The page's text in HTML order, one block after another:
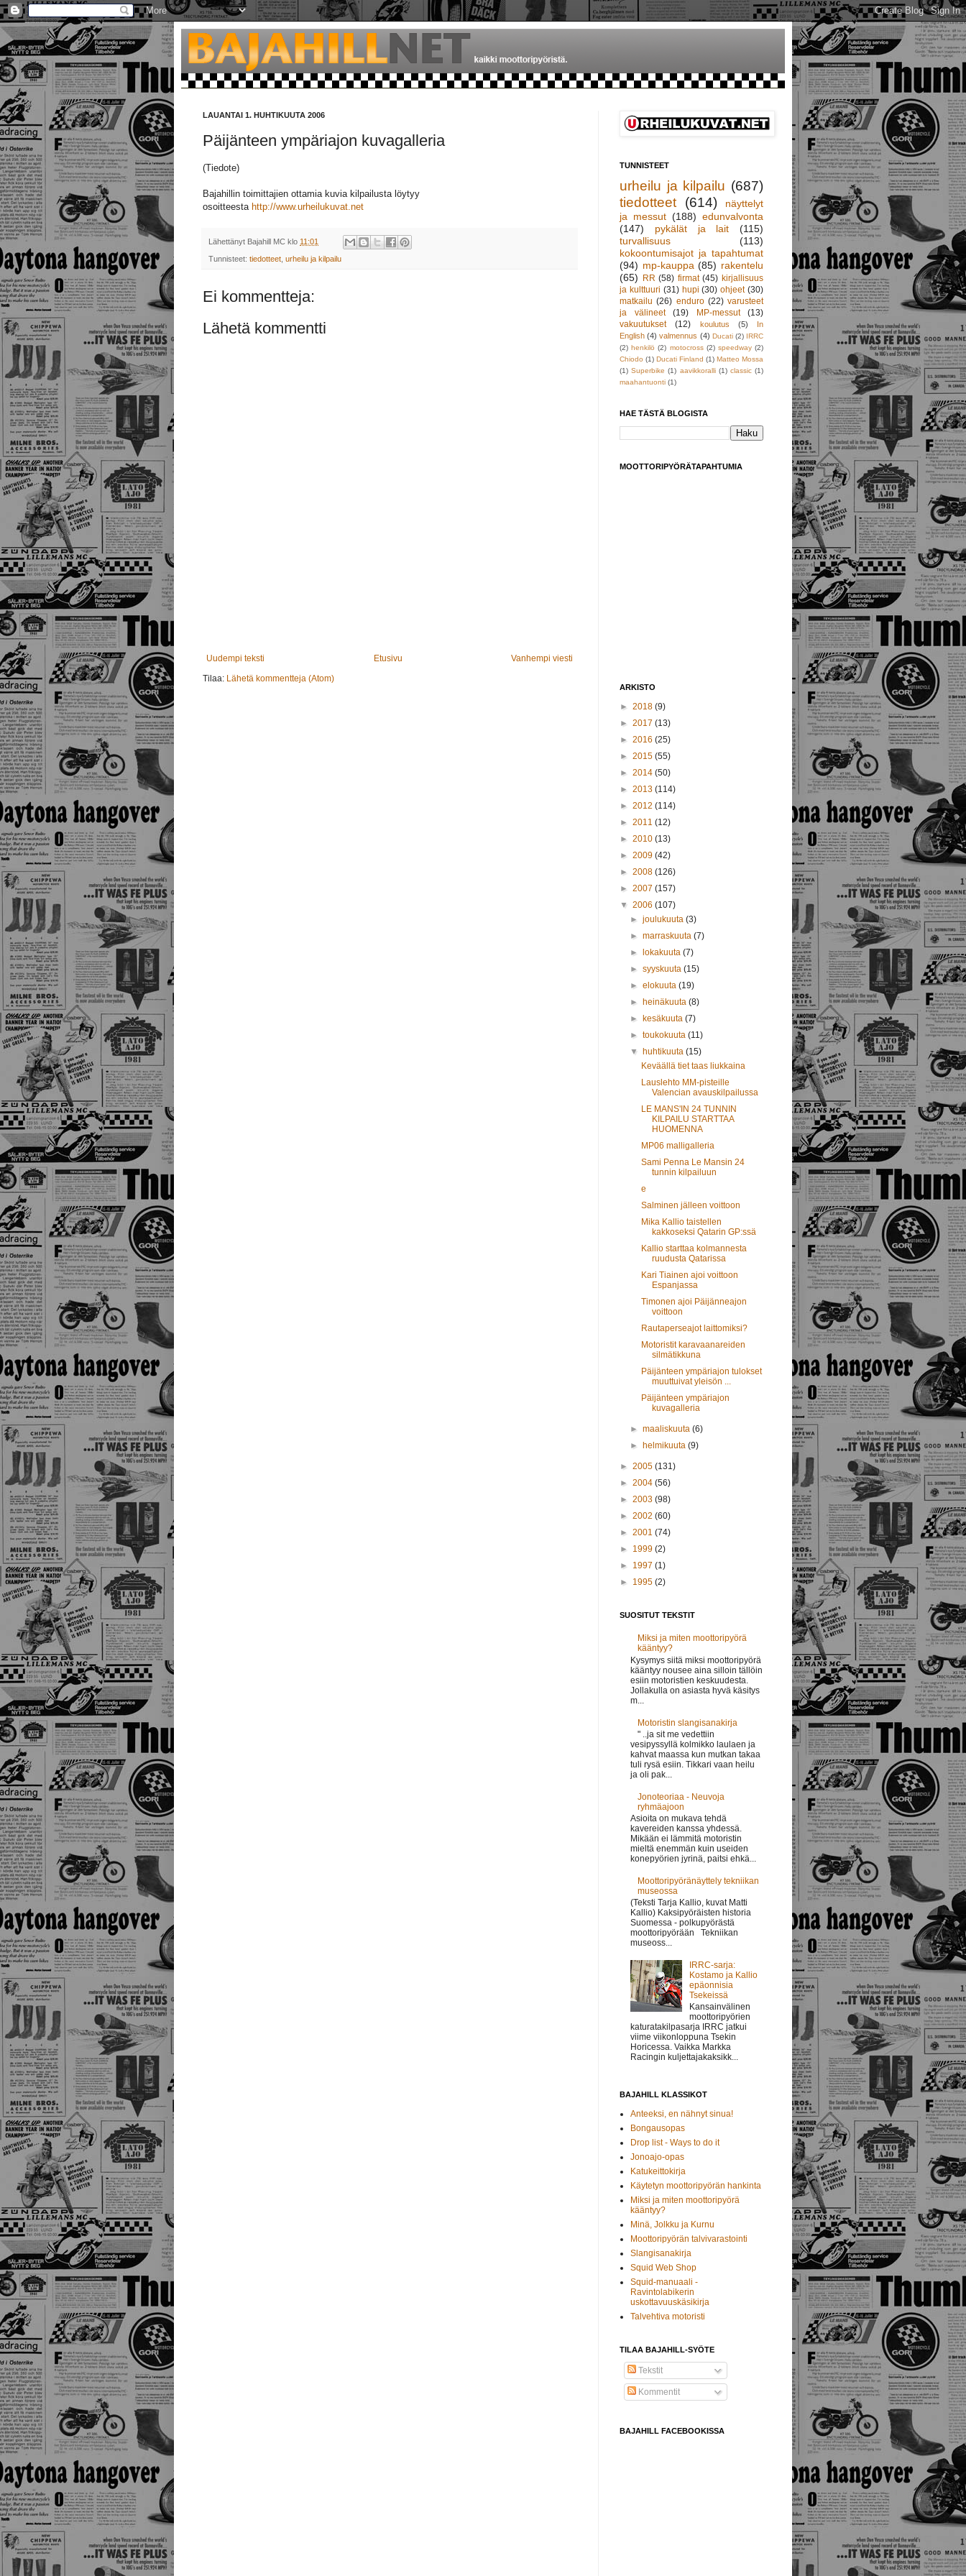
LAUANTAI 1. HUHTIKUUTA 2006
Päijänteen ympäriajon kuvagalleria
(Tiedote)
Bajahillin toimittajien ottamia kuvia kilpailusta löytyy
osoitteesta http://www.urheilukuvat.net
Lähettänyt Bajahill MC klo 11:01
Tunnisteet: tiedotteet urheilu ja kilpailu
Ei kommentteja:
Lähetä kommentti
Uudempi teksti Vanhempi viesti
Etusivu
Tilaa: Lähetä kommentteja (Atom)
TUNNISTEET
urheilu ja kilpailu (687)
tiedotteet
(614)
näyttelyt
ja messut (188) edunvalvonta
(147)
pykälät ja lait
(115)
turvallisuus
(113)
kokoontumisajot ja tapahtumat
(94) mp-kauppa (85) rakentelu
(65)
RR (58) firmat (45) kirjallisuus
ja kulttuuri (31) hupi (30) ohjeet (30)
matkailu (26) enduro (22) varusteet
ja välineet
(19) MP-messut
(13)
vakuutukset
(12) koulutus (5)
In
English (4) valmennus (4) Ducati (2) IRRC
(2) henkilö (2) motocross (2) speedway (2)
Chiodo (1) Ducati Finland (1) Matteo Mossa
(1) Superbike (1) aavikkoralli (1) classic (1)
maahantuonti (1)
HAE TÄSTÄ BLOGISTA
MOOTTORIPYÖRÄTAPAHTUMIA
ARKISTO
► 2018 (9)
► 2017 (13)
► 2016 (25)
► 2015 (55)
► 2014 (50)
► 2013 (114)
► 2012 (114)
► 2011 (12)
► 2010 (13)
► 2009 (42)
► 2008 (126)
► 2007 (157)
▼ 2006 (107)
►joulukuuta(3)
►marraskuuta(7)
►
lokakuuta(7)
►syyskuuta(15)
►elokuuta(19)
► heinäkuuta(8)
► kesäkuuta(7)
►toukokuuta(11)
▼ huhtikuuta(15)
Keväällä tiet taas liukkaina
Lauslehto MM-pisteille
Valencian avauskilpailussa
LE MANS'IN 24 TUNNIN
KILPAILU STARTTAA
HUOMENNA
MP06 malligalleria
Sami Penna Le Mansin 24
tunnin kilpailuun
e
Salminen jälleen voittoon
Mika Kallio taistellen
kakkoseksi Qatarin GP:ssä
Kallio starttaa kolmannesta
ruudusta Qatarissa
Kari Tiainen ajoi voittoon
Espanjassa
Timonen ajoi Päijänneajon
voittoon
Rautaperseajot laittomiksi?
Motoristit karavaanareiden
silmätikkuna
Päijänteen ympäriajon tulokset
muuttuivat yleisön ...
Päijänteen ympäriajon
kuvagalleria
►maaliskuuta(6)
► helmikuuta(9)
► 2005 (131)
► 2004 (56)
► 2003 (98)
► 2002 (60)
► 2001 (74)
► 1999 (2)
► 1997 (1)
► 1995 (2)
SUOSITUT TEKSTIT
Miksi ja miten moottoripyörä
kääntyy?
Kysymys siitä miksi moottoripyörä
kääntyy nousee aina silloin tällöin
esiin motoristien keskuudesta.
Jollakulla on asiasta hyvä käsitys
m...
Motoristin slangisanakirja
" ..ja sit me vedettiin
vesipyssyllä kolmikko laulaen ja
kahvat maassa kun mutkan takaa
tuli rysä esiin. Tikkari vaan heilu
ja oli pak...
Jonoteoriaa - Neuvoja
ryhmäajoon
Asioita on mukava tehdä
kavereiden kanssa yhdessä.
Mikään ei lämmitä motoristin
mieltä enemmän kuin useiden
konepyörien jyrinä, paitsi ehkä...
Moottoripyöränäyttely tekniikan
museossa
(Teksti Tarja Kallio, kuvat Matti
Kallio) Kaksipyöräisten historia
Suomessa - polkupyörästä
moottoripyörään Tekniikan
museoss...
IRRC-sarja:
Kostamo ja Kallio
epäonnisia
Tsekeissä
Kansainvälinen
moottoripyörien
katuratakilpasarja IRRC jatkui
viime viikonloppuna Tsekin
Horicessa. Vaikka Markka
Racingin kuljettajakaksikk...
BAJAHILL KLASSIKOT
Anteeksi, en nähnyt sinua!
Bongausopas
Drop list - Ways to do it
Jonoajo-opas
Katukeittokirja
Käytetyn moottoripyörän hankinta
Miksi ja miten moottoripyörä
kääntyy?
Minä, Jolkku ja Kurnu
Moottoripyörän talvivarastointi
Slangisanakirja
Squid Web Shop
Squid-manuaali -
Ravintolabikerin
uskottavuuskäsikirja
Talvehtiva motoristi
TILAA BAJAHILL-SYÖTE
Tekstit
Kommentit
BAJAHILL FACEBOOKISSA